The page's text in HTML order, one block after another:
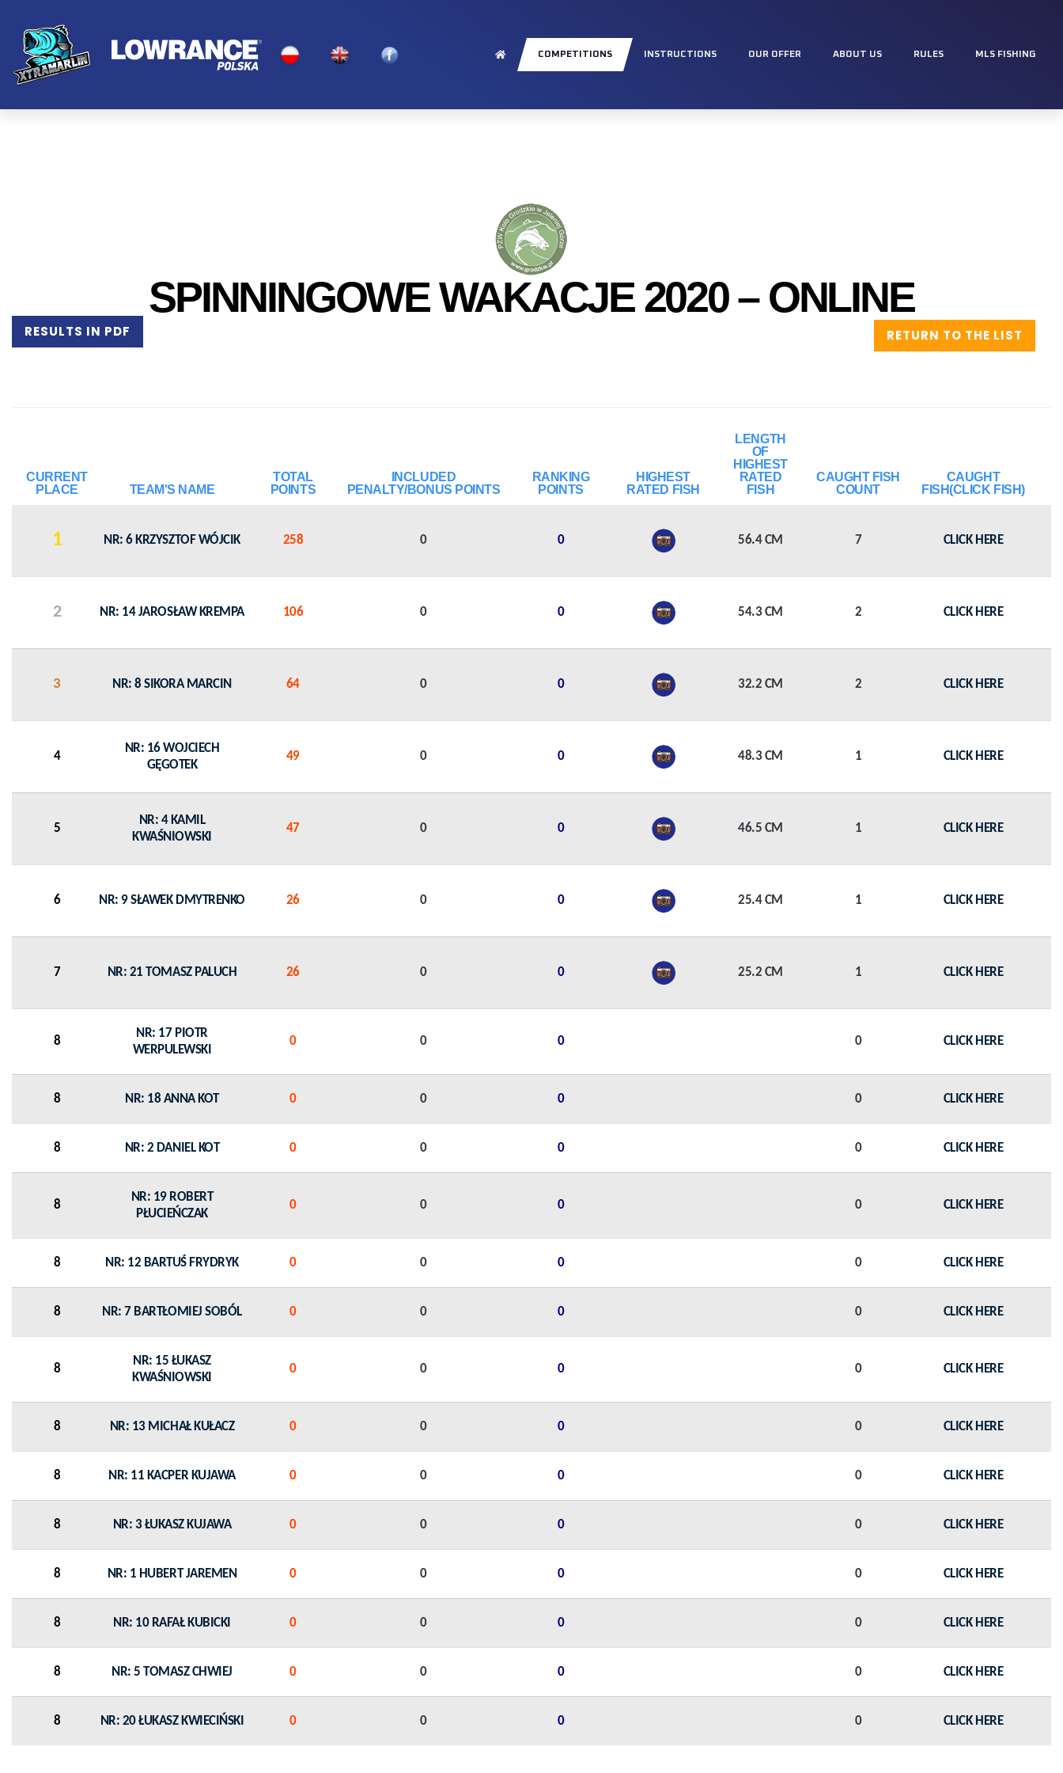
COMPETITIONS INSTRUCTIONS OUR OFFER ABOUT US RULES MLS FISHING
SPINNINGOWE WAKACJE 2020 – ONLINE
RETURN TO THE LIST
RESULTS IN PDF
CURRENT
PLACE
TEAM'S NAME
TOTAL
POINTS
INCLUDED
PENALTY/BONUS POINTS
RANKING
POINTS
HIGHEST
RATED FISH
LENGTH
OF
HIGHEST
RATED
FISH
CAUGHT FISH
COUNT
CAUGHT
FISH(CLICK FISH)
1 NR: 6 KRZYSZTOF WÓJCIK 258 0 0 56.4 CM 7 CLICK HERE
2 NR: 14 JAROSŁAW KREMPA 106 0 0 54.3 CM 2 CLICK HERE
3 NR: 8 SIKORA MARCIN 64 0 0 32.2 CM 2 CLICK HERE
4
NR: 16 WOJCIECH
GĘGOTEK
49 0 0 48.3 CM 1 CLICK HERE
5
NR: 4 KAMIL
KWAŚNIOWSKI
47 0 0 46.5 CM 1 CLICK HERE
6 NR: 9 SŁAWEK DMYTRENKO 26 0 0 25.4 CM 1 CLICK HERE
7 NR: 21 TOMASZ PALUCH 26 0 0 25.2 CM 1 CLICK HERE
8
NR: 17 PIOTR
WERPULEWSKI
0 0 0 0 CLICK HERE
8 NR: 18 ANNA KOT 0 0 0 0 CLICK HERE
8 NR: 2 DANIEL KOT 0 0 0 0 CLICK HERE
8
NR: 19 ROBERT
PŁUCIEŃCZAK
0 0 0 0 CLICK HERE
8 NR: 12 BARTUŚ FRYDRYK 0 0 0 0 CLICK HERE
8 NR: 7 BARTŁOMIEJ SOBÓL 0 0 0 0 CLICK HERE
8
NR: 15 ŁUKASZ
KWAŚNIOWSKI
0 0 0 0 CLICK HERE
8 NR: 13 MICHAŁ KUŁACZ 0 0 0 0 CLICK HERE
8 NR: 11 KACPER KUJAWA 0 0 0 0 CLICK HERE
8 NR: 3 ŁUKASZ KUJAWA 0 0 0 0 CLICK HERE
8 NR: 1 HUBERT JAREMEN 0 0 0 0 CLICK HERE
8 NR: 10 RAFAŁ KUBICKI 0 0 0 0 CLICK HERE
8 NR: 5 TOMASZ CHWIEJ 0 0 0 0 CLICK HERE
8 NR: 20 ŁUKASZ KWIECIŃSKI 0 0 0 0 CLICK HERE